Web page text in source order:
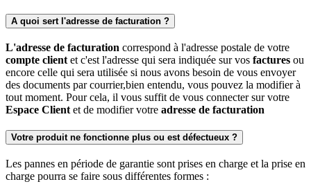
A quoi sert l'adresse de facturation ?
L'adresse de facturation correspond à l'adresse postale de votre
compte client et c'est l'adresse qui sera indiquée sur vos factures ou
encore celle qui sera utilisée si nous avons besoin de vous envoyer
des documents par courrier,bien entendu, vous pouvez la modifier à
tout moment. Pour cela, il vous suffit de vous connecter sur votre
Espace Client et de modifier votre adresse de facturation
Votre produit ne fonctionne plus ou est défectueux ?
Les pannes en période de garantie sont prises en charge et la prise en
charge pourra se faire sous différentes formes :